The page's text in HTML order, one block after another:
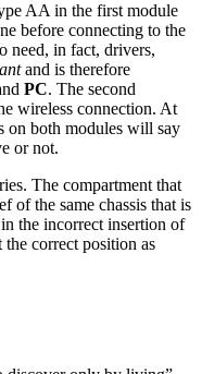
AA in the first module
before connecting to the
need, in fact, drivers,
and is therefore
PC. The second
wireless connection. At
on both modules will say
or not.
The compartment that
of the same chassis that is
the incorrect insertion of
the correct position as